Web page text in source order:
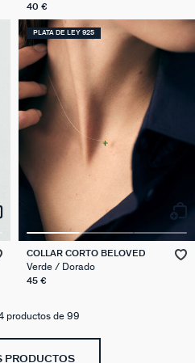
40 €
PLATA DE LEY 925
COLLAR CORTO BELOVED
Verde / Dorado
45 €
productos de 99
PRODUCTOS